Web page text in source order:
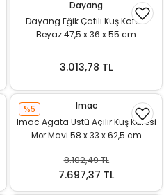
Dayang
Dayang Eğik Çatılı Kuş Kafesi
Beyaz 47,5 x 36 x 55 cm
3.013,78 TL
%5
Imac
Imac Agata Üstü Açılır Kuş Kafesi
Mor Mavi 58 x 33 x 62,5 cm
8.102,49 TL
7.697,37 TL